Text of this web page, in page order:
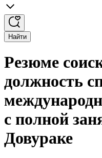
Найти
Резюме
должность
с полной
Довураке